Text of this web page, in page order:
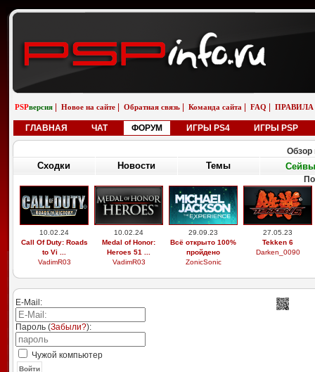
PSPверсия Новое на сайте Обратная связь Команда сайта FAQ ПРАВИЛА
ГЛАВНАЯ ЧАТ ФОРУМ ИГРЫ PS4 ИГРЫ PSP
Обзор
Сходки Новости Темы Сейвы
10.02.24
Call Of Duty: Roads
to Vi ...
VadimR03
10.02.24
Medal of Honor:
Heroes 51 ...
VadimR03
29.09.23
Всё открыто 100%
пройдено
ZonicSonic
27.05.23
Tekken 6
Darken_0090
E-Mail:
Пароль (Забыли?):
Чужой компьютер
Войти